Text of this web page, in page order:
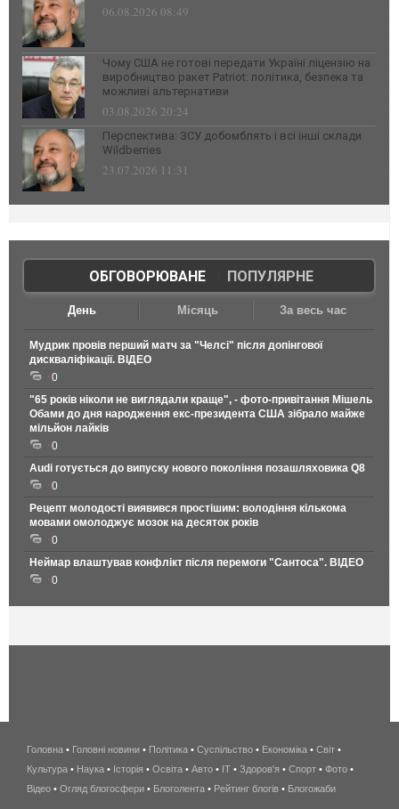
06.08.2026 08:49
Чому США не готові передати Україні ліцензію на
виробництво ракет Patriot: політика, безпека та
можливі альтернативи
03.08.2026 20:24
Перспектива: ЗСУ добомблять і всі інші склади
Wildberries
23.07.2026 11:31
ОБГОВОРЮВАНЕ| ПОПУЛЯРНЕ
День Місяць За весь час
Мудрик провів перший матч за "Челсі" після допінгової
дискваліфікації. ВІДЕО
0
"65 років ніколи не виглядали краще", - фото-привітання Мішель
Обами до дня народження екс-президента США зібрало майже
мільйон лайків
0
Audi готується до випуску нового покоління позашляховика Q8
0
Рецепт молодості виявився простішим: володіння кількома
мовами омолоджує мозок на десяток років
0
Неймар влаштував конфлікт після перемоги "Сантоса". ВІДЕО
0
беспроводной
интернет
киев
Головна • Головні новини • Політика • Суспільство • Економіка • Світ •
Культура • Наука • Історія • Освіта • Авто • IT • Здоров'я • Спорт • Фото •
Відео • Огляд блогосфери • Блоголента • Рейтинг блогів • Блогожаби